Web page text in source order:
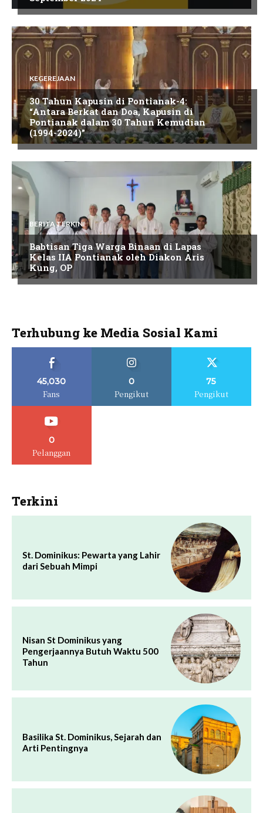
KEGEREJAAN
30 Tahun Kapusin di Pontianak-4:
“Antara Berkat dan Doa, Kapusin di
Pontianak dalam 30 Tahun Kemudian
(1994-2024)”
BERITA TERKINI
Babtisan Tiga Warga Binaan di Lapas
Kelas IIA Pontianak oleh Diakon Aris
Kung, OP
Terhubung ke Media Sosial Kami
45,030
Fans
0
Pengikut
75
Pengikut
0
Pelanggan
Terkini
St. Dominikus: Pewarta yang Lahir
dari Sebuah Mimpi
Nisan St Dominikus yang
Pengerjaannya Butuh Waktu 500
Tahun
Basilika St. Dominikus, Sejarah dan
Arti Pentingnya